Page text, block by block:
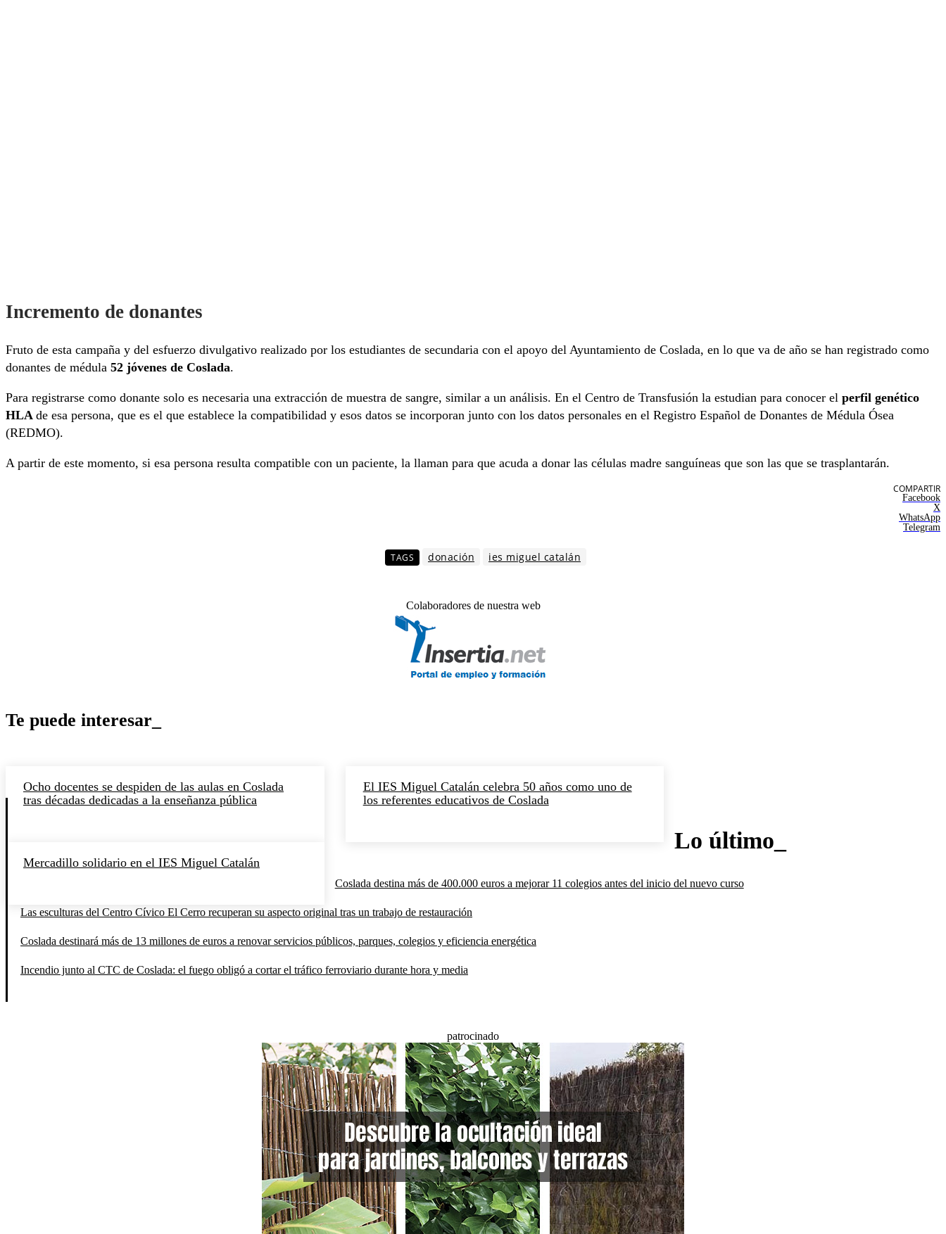
Incremento de donantes
Fruto de esta campaña y del esfuerzo divulgativo realizado por los estudiantes de secundaria con el apoyo del Ayuntamiento de Coslada, en lo que va de año se han registrado como
donantes de médula 52 jóvenes de Coslada.
Para registrarse como donante solo es necesaria una extracción de muestra de sangre, similar a un análisis. En el Centro de Transfusión la estudian para conocer el perfil genético
HLA de esa persona, que es el que establece la compatibilidad y esos datos se incorporan junto con los datos personales en el Registro Español de Donantes de Médula Ósea
(REDMO).
A partir de este momento, si esa persona resulta compatible con un paciente, la llaman para que acuda a donar las células madre sanguíneas que son las que se trasplantarán.
COMPARTIR
Facebook
X
WhatsApp
Telegram
TAGS donación ies miguel catalán
Colaboradores de nuestra web
Te puede interesar_
Ocho docentes se despiden de las aulas en Coslada
tras décadas dedicadas a la enseñanza pública
El IES Miguel Catalán celebra 50 años como uno de
los referentes educativos de Coslada
Mercadillo solidario en el IES Miguel Catalán
Lo último_
Coslada destina más de 400.000 euros a mejorar 11 colegios antes del inicio del nuevo curso
Las esculturas del Centro Cívico El Cerro recuperan su aspecto original tras un trabajo de restauración
Coslada destinará más de 13 millones de euros a renovar servicios públicos, parques, colegios y eficiencia energética
Incendio junto al CTC de Coslada: el fuego obligó a cortar el tráfico ferroviario durante hora y media
patrocinado